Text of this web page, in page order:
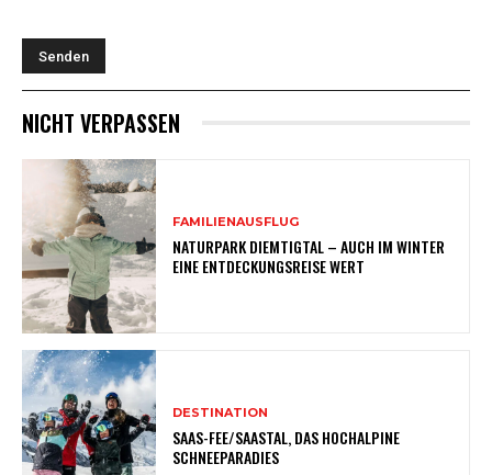
NICHT VERPASSEN
FAMILIENAUSFLUG
NATURPARK DIEMTIGTAL – AUCH IM WINTER
EINE ENTDECKUNGSREISE WERT
DESTINATION
SAAS-FEE/SAASTAL, DAS HOCHALPINE
SCHNEEPARADIES